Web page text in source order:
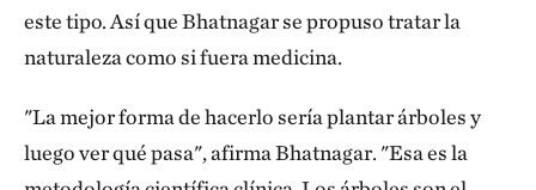
directamente el riesgo de cardiopatías y
desencadenar infartos y apoplejías está muy bien
Cuando las partículas finas y ultrafinas entran en los
pulmones, desencadenan una respuesta
este tipo. Así que Bhatnagar se propuso tratar la
naturaleza como si fuera medicina.
"La mejor forma de hacerlo sería plantar árboles y
luego ver qué pasa", afirma Bhatnagar. "Esa es la